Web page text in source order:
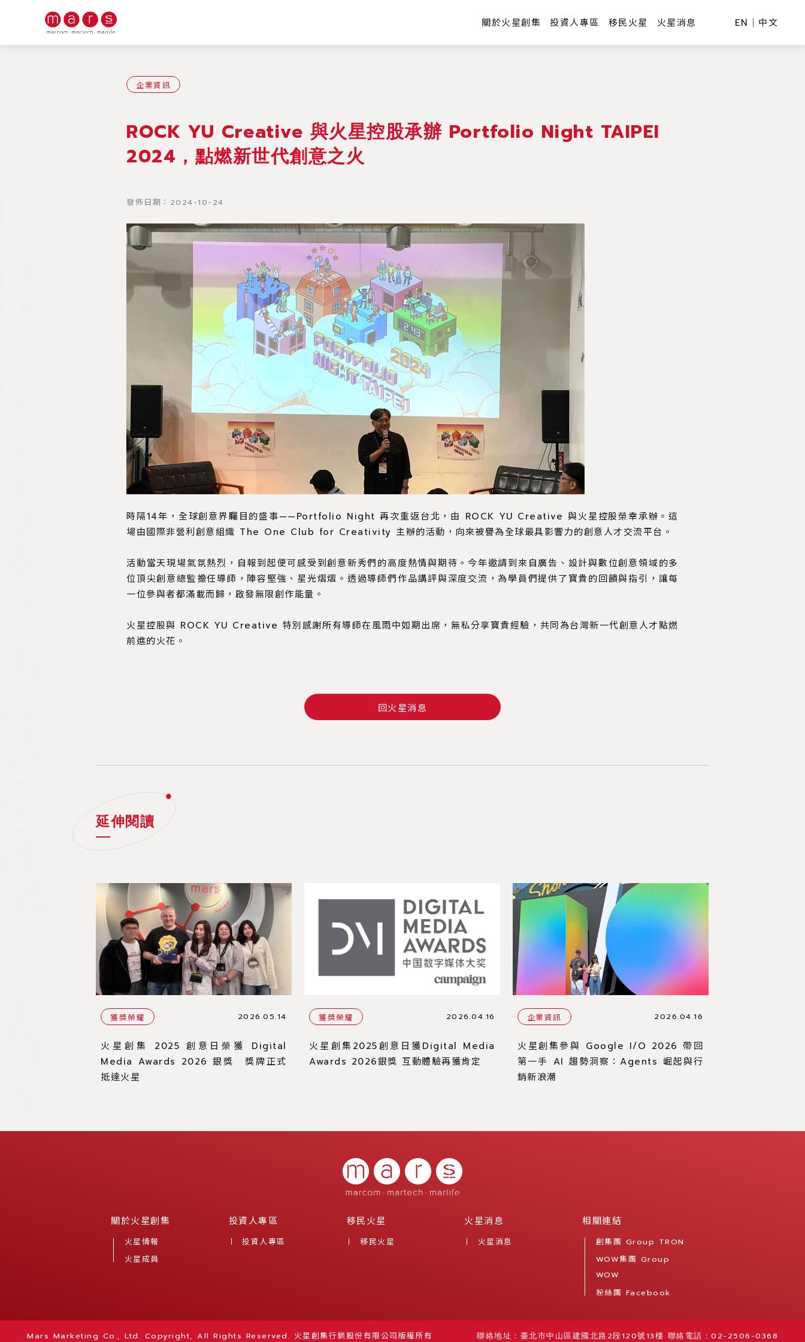
關於火星創集 投資人專區 移民火星 火星消息 EN ｜ 中文
首頁/火星消息
企業資訊
ROCK YU Creative 與火星控股承辦 Portfolio Night TAIPEI
2024，點燃新世代創意之火
發佈日期：2024-10-24
時隔14年，全球創意界矚目的盛事——Portfolio Night 再次重返台北，由 ROCK YU Creative 與火星控股榮幸承辦。這
場由國際非營利創意組織 The One Club for Creativity 主辦的活動，向來被譽為全球最具影響力的創意人才交流平台。
活動當天現場氣氛熱烈，自報到起便可感受到創意新秀們的高度熱情與期待。今年邀請到來自廣告、設計與數位創意領域的多
位頂尖創意總監擔任導師，陣容堅強、星光熠熠。透過導師們作品講評與深度交流，為學員們提供了寶貴的回饋與指引，讓每
一位參與者都滿載而歸，啟發無限創作能量。
火星控股與 ROCK YU Creative 特別感謝所有導師在風雨中如期出席，無私分享寶貴經驗，共同為台灣新一代創意人才點燃
前進的火花。
回火星消息
延伸閱讀
火星創集 2025 創意日榮獲 Digital
Media Awards 2026 銀獎 獎牌正式
抵達火星
獲獎榮耀 2026.05.14
火星創集2025創意日獲Digital Media
Awards 2026銀獎 互動體驗再獲肯定
獲獎榮耀 2026.04.16
火星創集參與 Google I/O 2026 帶回
第一手 AI 趨勢洞察：Agents 崛起與行
銷新浪潮
企業資訊 2026.04.16
關於火星創集
火星情報
火星成員
投資人專區
投資人專區
移民火星
移民火星
火星消息
火星消息
相關連結
創集團 Group TRON
WOW集團 Group
WOW
粉絲團 Facebook
Mars Marketing Co., Ltd. Copyright, All Rights Reserved. 火星創集行銷股份有限公司版權所有 聯絡地址：臺北市中山區建國北路2段120號13樓 聯絡電話：02-2506-0368